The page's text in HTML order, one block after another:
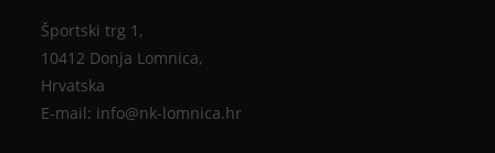
Športski trg 1,
10412 Donja Lomnica,
Hrvatska
E-mail: info@nk-lomnica.hr